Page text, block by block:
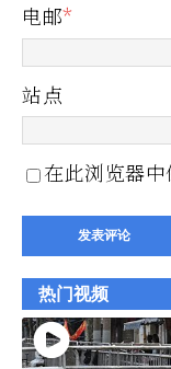
电邮*
站点
在此浏览器中
热门视频